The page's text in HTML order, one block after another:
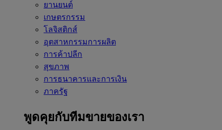
ยานยนต์
เกษตรกรรม
โลจิสติกส์
อุตสาหกรรมการผลิต
การค้าปลีก
สุขภาพ
การธนาคารและการเงิน
ภาครัฐ
พูดคุยกับทีมขายของเรา